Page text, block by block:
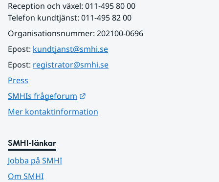
Reception och växel: 011-495 80 00
Telefon kundtjänst: 011-495 82 00
Organisationsnummer: 202100-0696
Epost: kundtjanst@smhi.se
Epost: registrator@smhi.se
Press
SMHIs frågeforum
Mer kontaktinformation
SMHI-länkar
Jobba på SMHI
Om SMHI